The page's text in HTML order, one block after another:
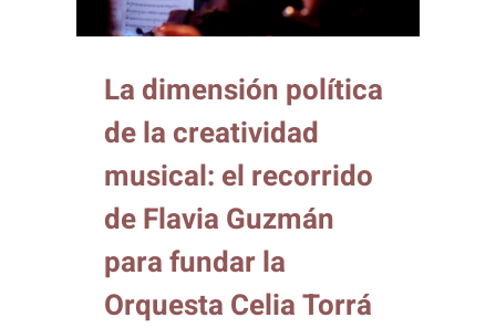
La dimensión política
de la creatividad
musical: el recorrido
de Flavia Guzmán
para fundar la
Orquesta Celia Torrá